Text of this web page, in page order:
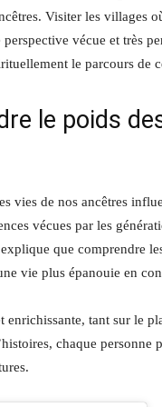
Visiter les villages
vécue et très
le parcours de
le poids
vies de nos ancêtres
vécues par les
que comprendre
vie plus épanouie en
tant sur le
chaque